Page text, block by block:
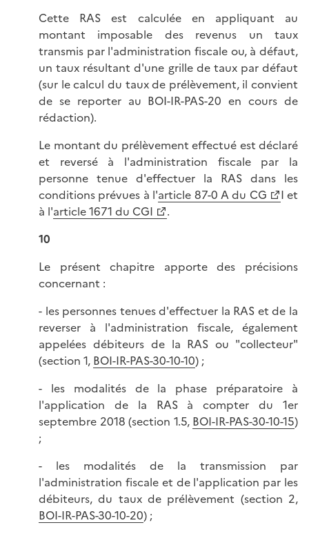
Cette RAS est calculée en appliquant au
montant imposable des revenus un taux
transmis par l'administration fiscale ou, à défaut,
un taux résultant d'une grille de taux par défaut
(sur le calcul du taux de prélèvement, il convient
de se reporter au BOI-IR-PAS-20 en cours de
rédaction).
Le montant du prélèvement effectué est déclaré
et reversé à l'administration fiscale par la
personne tenue d'effectuer la RAS dans les
conditions prévues à l'article 87-0 A du CG
I et
à l'article 1671 du CGI
.
10
Le présent chapitre apporte des précisions
concernant :
- les personnes tenues d'effectuer la RAS et de la
reverser à l'administration fiscale, également
appelées débiteurs de la RAS ou "collecteur"
(section 1, BOI-IR-PAS-30-10-10) ;
- les modalités de la phase préparatoire à
l'application de la RAS à compter du 1er
septembre 2018 (section 1.5, BOI-IR-PAS-30-10-15)
;
- les modalités de la transmission par
l'administration fiscale et de l'application par les
débiteurs, du taux de prélèvement (section 2,
BOI-IR-PAS-30-10-20) ;